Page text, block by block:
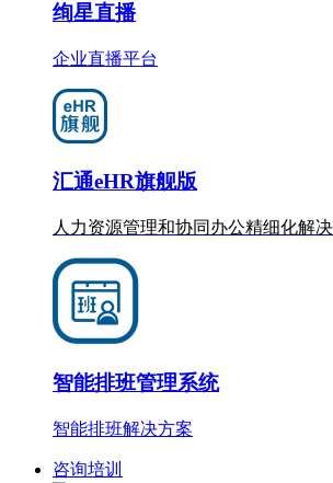
绚星直播
企业直播平台
汇通eHR旗舰版
人力资源管理和协同办公精细化解
智能排班管理系统
智能排班解决方案
咨询培训